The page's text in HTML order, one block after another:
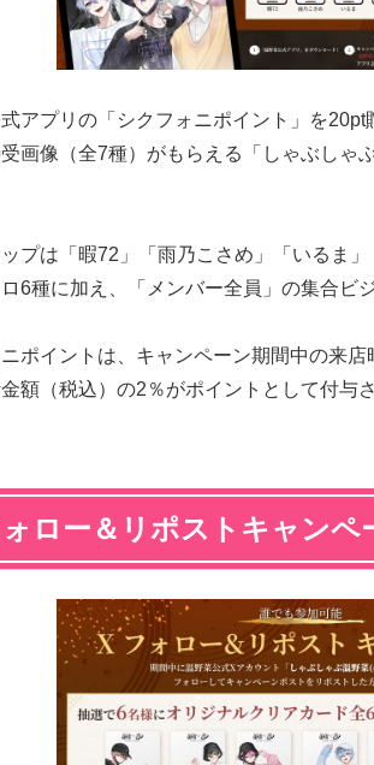
アプリの「シクフォニポイント」を
画像（全7種）がもらえる「しゃぶしゃ
プは「暇72」「雨乃こさめ」「いるま
6種に加え、「メンバー全員」の集合ビ
ポイントは、キャンペーン期間中の来
額（税込）の2％がポイントとして付与さ
ロー＆リポストキャンペ